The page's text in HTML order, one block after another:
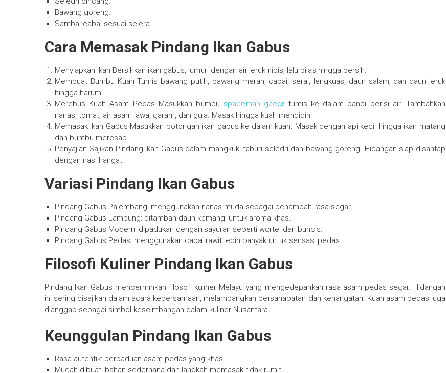
Bawang goreng.
Sambal cabai sesuai selera.
Cara Memasak Pindang Ikan Gabus
Menyiapkan Ikan Bersihkan ikan gabus, lumuri dengan air jeruk nipis, lalu bilas hingga bersih.
Membuat Bumbu Kuah Tumis bawang putih, bawang merah, cabai, serai, lengkuas, daun salam, dan daun jeruk
hingga harum.
Merebus Kuah Asam Pedas Masukkan bumbu spaceman gacor tumis ke dalam panci berisi air. Tambahkan
nanas, tomat, air asam jawa, garam, dan gula. Masak hingga kuah mendidih.
Memasak Ikan Gabus Masukkan potongan ikan gabus ke dalam kuah. Masak dengan api kecil hingga ikan matang
dan bumbu meresap.
Penyajian Sajikan Pindang Ikan Gabus dalam mangkuk, taburi seledri dan bawang goreng. Hidangan siap disantap
dengan nasi hangat.
Variasi Pindang Ikan Gabus
Pindang Gabus Palembang: menggunakan nanas muda sebagai penambah rasa segar.
Pindang Gabus Lampung: ditambah daun kemangi untuk aroma khas.
Pindang Gabus Modern: dipadukan dengan sayuran seperti wortel dan buncis.
Pindang Gabus Pedas: menggunakan cabai rawit lebih banyak untuk sensasi pedas.
Filosofi Kuliner Pindang Ikan Gabus
Pindang Ikan Gabus mencerminkan filosofi kuliner Melayu yang mengedepankan rasa asam pedas segar. Hidangan
ini sering disajikan dalam acara kebersamaan, melambangkan persahabatan dan kehangatan. Kuah asam pedas juga
dianggap sebagai simbol keseimbangan dalam kuliner Nusantara.
Keunggulan Pindang Ikan Gabus
Rasa autentik: perpaduan asam pedas yang khas.
Mudah dibuat: bahan sederhana dan langkah memasak tidak rumit.